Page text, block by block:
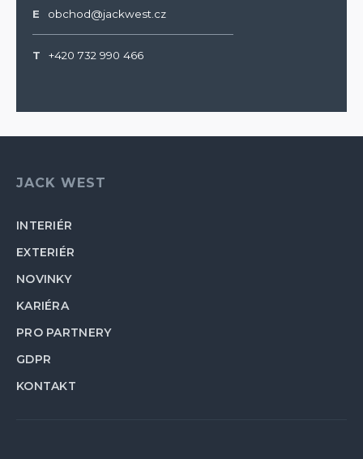
E obchod@jackwest.cz
T +420 732 990 466
JACK WEST
INTERIÉR
EXTERIÉR
NOVINKY
KARIÉRA
PRO PARTNERY
GDPR
KONTAKT